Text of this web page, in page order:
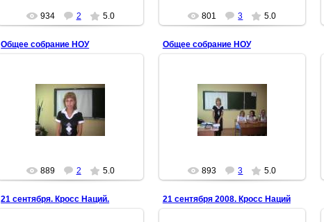
934 2 5.0 801 3 5.0
Общее собрание НОУ
09.10.2008
Анастасия Судакова три года
возглавляла Совет НОУ "Родник"
Антонина
889 2 5.0
Общее собрание НОУ
09.10.2008
Отчет председателя НОУ
Анастасии Судаковой, 11-а
Антонина
893 3 5.0
21 сентября. Кросс Наций. 21 сентября 2008. Кросс Наций